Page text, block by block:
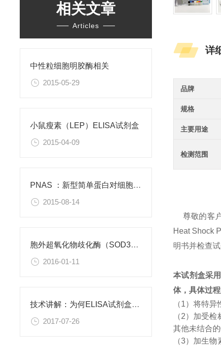
相关文章
Articles
中性粒细胞明胶酶相关
2015-05-29
小鼠瘦素（LEP）ELISA试剂盒
2015-04-09
PNAS ：新型简单蛋白对细胞功能有积极作用
2015-08-14
胞外超氧化物歧化酶（SOD3）重组蛋白
2016-01-11
技术讲解：为何ELISA试剂盒OD值不正常
2017-07-26
详
品牌
规格
主要用途
检测范围
尊敬的客
Heat Shock
明书并检查
本试剂盒采
体，具体过
（1）将特
（2）加受
其他未结合
（3）加生